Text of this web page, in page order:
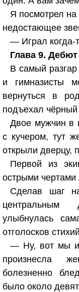
Я посмотрел
недостающее
— Играл когда-
Глава 9.
В самый разгар
и гимназисты
вернуться в
подъехал чёрный
Двое мужчин в
с кучером, тут
открыли дверцу,
Первой из
острыми чертами
Сделав шаг
улыбнулась
отголосков
— Ну, вот мы и
произнесла
болезненно
было около